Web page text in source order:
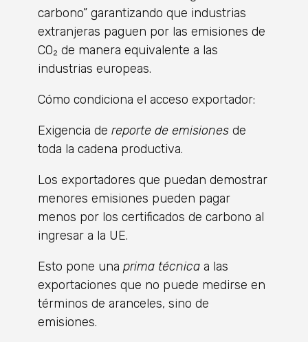
carbono” garantizando que industrias
extranjeras paguen por las emisiones de
CO₂ de manera equivalente a las
industrias europeas.
Cómo condiciona el acceso exportador:
Exigencia de reporte de emisiones de
toda la cadena productiva.
Los exportadores que puedan demostrar
menores emisiones pueden pagar
menos por los certificados de carbono al
ingresar a la UE.
Esto pone una prima técnica a las
exportaciones que no puede medirse en
términos de aranceles, sino de
emisiones.